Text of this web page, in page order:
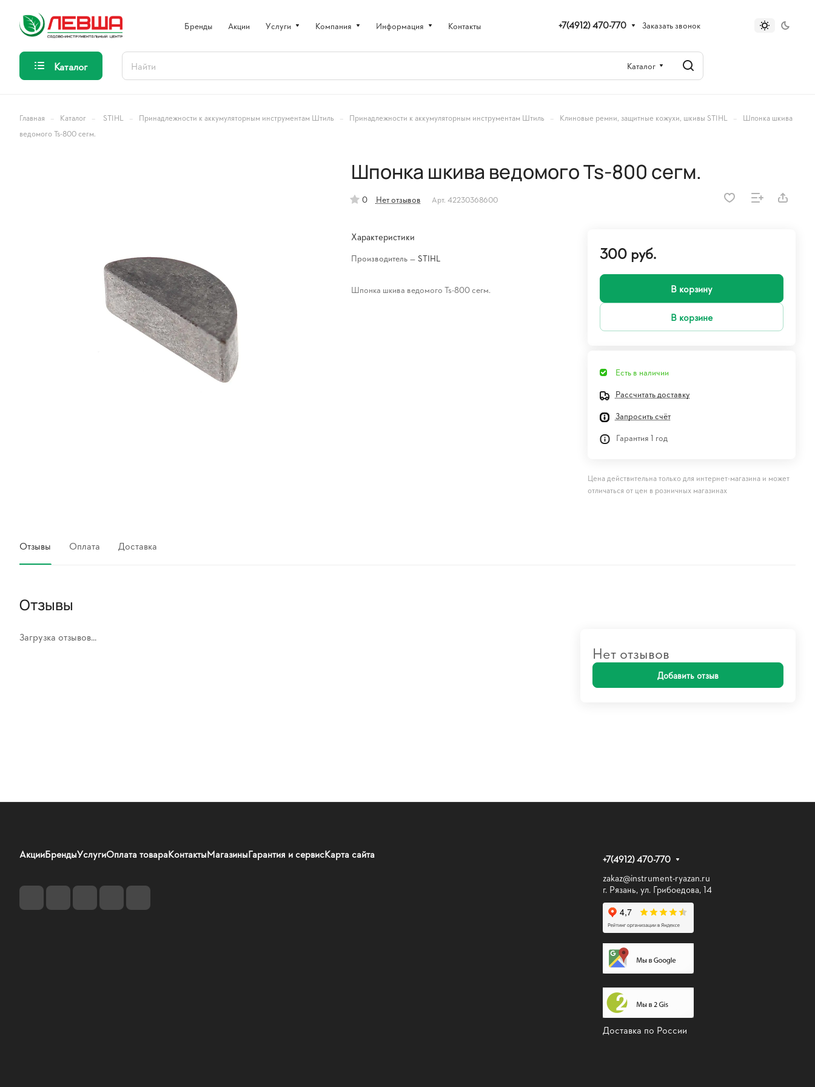
Бренды Акции Услуги Компания Информация Контакты +7(4912) 470-770 Заказать звонок
Каталог Каталог
Главная – Каталог – STIHL – Принадлежности к аккумуляторным инструментам Штиль – Принадлежности к аккумуляторным инструментам Штиль – Клиновые ремни, защитные кожухи, шкивы STIHL –
Шпонка шкива
ведомого Ts-800 сегм.
Шпонка шкива ведомого Ts-800 сегм.
0 Нет отзывов Арт. 42230368600
Характеристики
Производитель — STIHL
Шпонка шкива ведомого Ts-800 сегм.
300 руб.
В корзину
В корзине
Есть в наличии
Рассчитать доставку
Запросить счёт
Гарантия 1 год
Цена действительна только для интернет-магазина и может
отличаться от цен в розничных магазинах
Отзывы Оплата Доставка
Отзывы
Загрузка отзывов...
Нет отзывов
Добавить отзыв
АкцииБрендыУслугиОплата товараКонтактыМагазиныГарантия и сервисКарта сайта
+7(4912) 470-770
zakaz@instrument-ryazan.ru
г. Рязань, ул. Грибоедова, 14
Доставка по России